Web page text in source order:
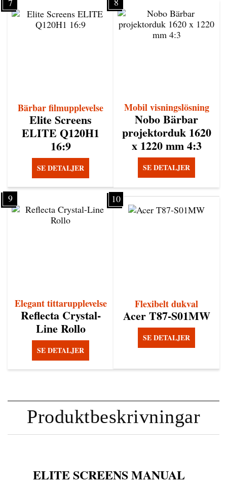
7
Bärbar filmupplevelse
Elite Screens
ELITE Q120H1
16:9
SE DETALJER
Mobil visningslösning
Nobo Bärbar
projektorduk 1620
x 1220 mm 4:3
SE DETALJER
9
Elegant tittarupplevelse
Reflecta Crystal-
Line Rollo
SE DETALJER
10
Flexibelt dukval
Acer T87-S01MW
SE DETALJER
Produktbeskrivningar
ELITE SCREENS MANUAL